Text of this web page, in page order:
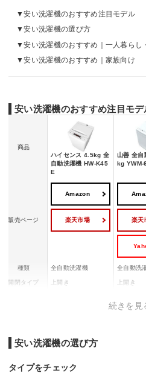
安い洗濯機のおすすめ注目モデル
安い洗濯機の選び方
安い洗濯機のおすすめ｜一人暮らし
安い洗濯機のおすすめ｜家族向け
安い洗濯機のおすすめ注目モデ
商品
ハイセンス 4.5kg 全
自動洗濯機 HW-K45
E
山善 全自
kg YWM-
販売ページ
Amazon
楽天市場 楽天
種類 全自動洗濯機 全自動洗
開閉タイプ 上開き 上開き
-
乾燥時)
幅x高さx奥行
む)540(ボディ幅：5
続きを見
安い洗濯機の選び方
タイプをチェック